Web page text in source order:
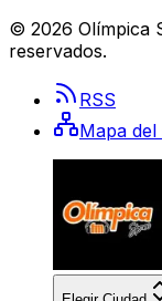
© 2026 Olímpica
reservados.
RSS
Mapa del